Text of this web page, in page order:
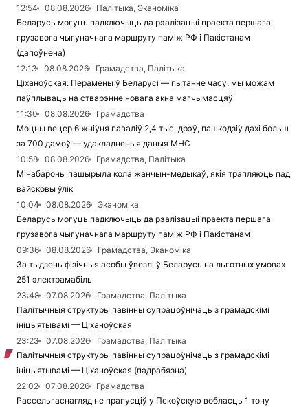
12:54
08.08.2026
Палітыка, Эканоміка
Беларусь могуць падключыць да рэалізацыі праекта першага
грузавога чыгуначнага маршруту паміж РФ і Пакістанам
(дапоўнена)
12:13
08.08.2026
Грамадства, Палітыка
Ціханоўская: Перамены ў Беларусі — пытанне часу, мы можам
паўплываць на стварэнне новага акна магчымасцяў
11:30
08.08.2026
Грамадства
Моцны вецер 6 жніўня паваліў 2,4 тыс. дрэў, пашкодзіў дахі больш
за 700 дамоў — удакладненыя даныя МНС
10:58
08.08.2026
Грамадства, Палітыка
Мінабароны пашырыла кола жанчын-медыкаў, якія трапляюць пад
вайсковы ўлік
10:04
08.08.2026
Эканоміка
Беларусь могуць падключыць да рэалізацыі праекта першага
грузавога чыгуначнага маршруту паміж РФ і Пакістанам
09:36
08.08.2026
Грамадства, Эканоміка
За тыдзень фізічныя асобы ўвезлі ў Беларусь на льготных умовах
251 электрамабіль
23:48
07.08.2026
Грамадства, Палітыка
Палітычныя структуры павінны супрацоўнічаць з грамадскімі
ініцыятывамі — Ціханоўская
23:23
07.08.2026
Грамадства, Палітыка
Палітычныя структуры павінны супрацоўнічаць з грамадскімі
ініцыятывамі — Ціханоўская (падрабязна)
22:02
07.08.2026
Грамадства
Рассельгаснагляд не прапусціў у Пскоўскую вобласць 1 тону